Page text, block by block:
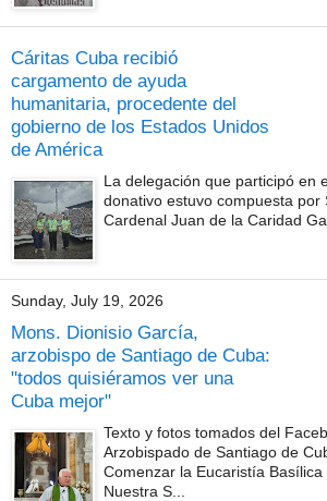
Cáritas Cuba recibió
cargamento de ayuda
humanitaria, procedente del
gobierno de los Estados Unidos
de América
La delegación que participó en
donativo estuvo compuesta por
Cardenal Juan de la Caridad
Sunday, July 19, 2026
Mons. Dionisio García,
arzobispo de Santiago de Cuba:
"todos quisiéramos ver una
Cuba mejor"
Texto y fotos tomados del
Arzobispado de Santiago de
Comenzar la Eucaristía
Nuestra S...